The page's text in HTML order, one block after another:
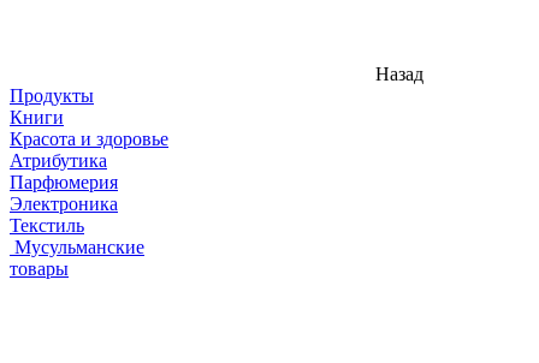
Назад
Продукты
Книги
Красота и здоровье
Атрибутика
Парфюмерия
Электроника
Текстиль
Мусульманские
товары